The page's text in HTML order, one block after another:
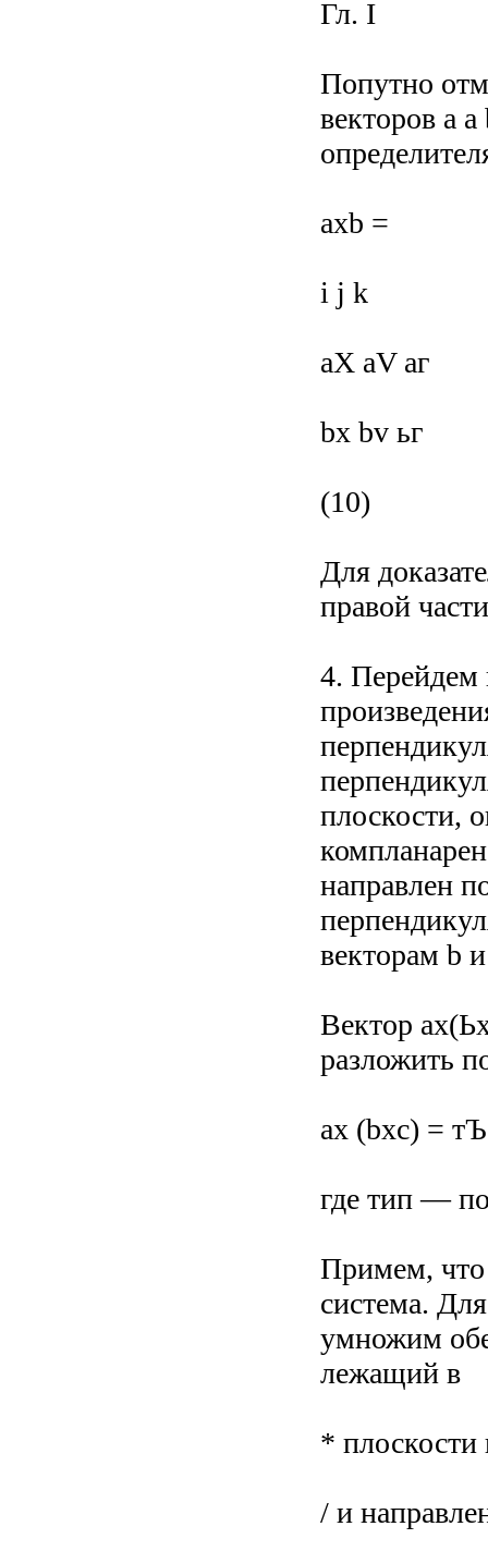
Гл. I
Попутно
векторов a
axb =
і j k
aX aV аг
bx bv ьг
(10)
Для
правой
4. Перейдем
плоскости,
направлен
векторам b
Вектор
разложить
ах (bxc) =
где тип —
Примем, что
система.
умножим обе
лежащий в
* плоскости
/ и